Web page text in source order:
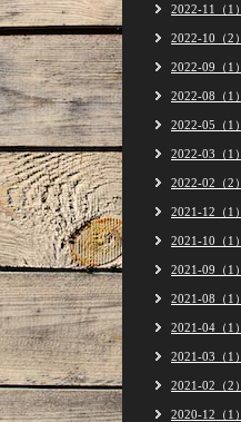
2022-11（1）
2022-10（2）
2022-09（1）
2022-08（1）
2022-05（1）
2022-03（1）
2022-02（2）
2021-12（1）
2021-10（1）
2021-09（1）
2021-08（1）
2021-04（1）
2021-03（1）
2021-02（2）
2020-12（1）